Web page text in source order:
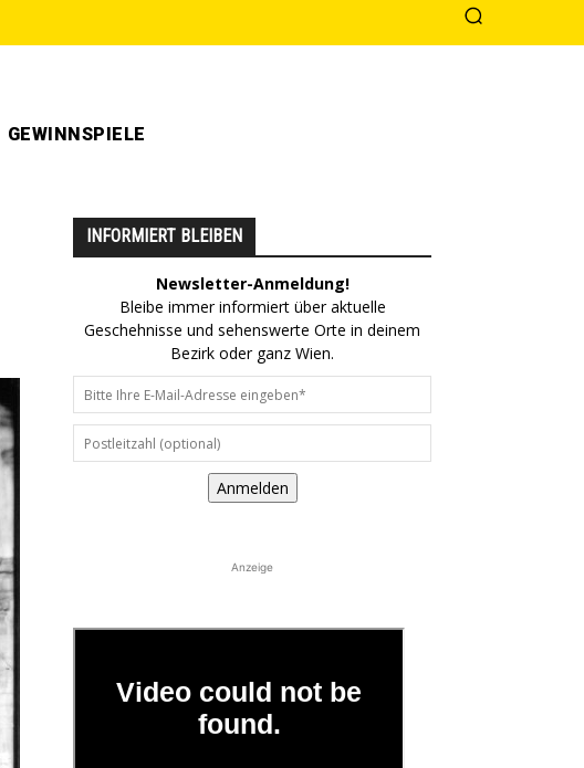
GEWINNSPIELE
INFORMIERT BLEIBEN
Newsletter-Anmeldung!
Bleibe immer informiert über aktuelle
Geschehnisse und sehenswerte Orte in deinem
Bezirk oder ganz Wien.
Anmelden
Anzeige